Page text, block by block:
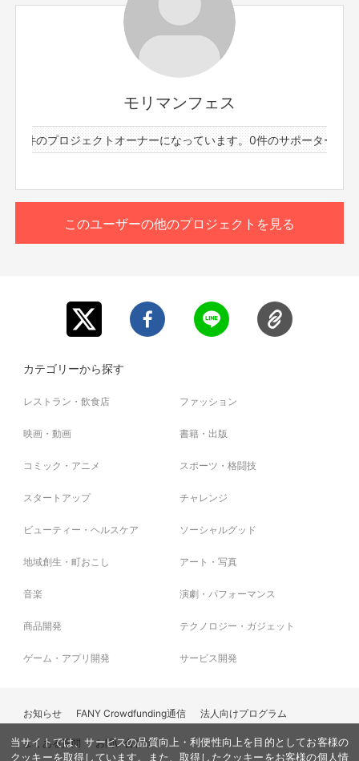
ワタシは
元気なうちに
今年もすごいゲストです
一緒に楽しんでいただたら
クラファンよろしくお願いします
このプロジェクトでやりたいこと・やろうと思った理由
プランナーご自身がやりたいことを深堀して、内容とゴールを明確に表現し
また、プロジェクトをやりたい理由や動機を具体的に説明しましょう。
ご自身の現状から目的達成までを物語性をもって言葉にされるのがベストで
す。
今回皆様から頂いたご支援は、
モリマンフェスの制作費、モリマンの32周年以降の活動費に使わせていた
だき、
モリマンフェス
2件のプロジェクトオーナーになっています。0件のサポーターと2
※動画内でお呼びするニックネーム以外の、メッセージ内
容・ポーズ・セリフ等の個別指定はできません。
※動画の送付方法は、プロジェクト終了後、FANY
Crowdfundingのメッセージ機能等でご案内いたします。
※ポスターにサインは入りません。
※非売品ポスターのデザイン・仕様は変更になる場合がご
ざいます。
※送料込みです。
ございます。必ずご支援時に正しい情報をご入力くださ
※当社が規定する「ご支援にあたっての注意事項」（本文に
記載）に違反していると確認された場合は、いかなる理由
「ご支援に関しての利用規約」をご確認いただき、ご支援い
ただいた場合は同意いただいたものとみなします。
このユーザーの他のプロジェクトを見る
カテゴリーから探す
レストラン・飲食店 ファッション
映画・動画 書籍・出版
コミック・アニメ スポーツ・格闘技
スタートアップ チャレンジ
ビューティー・ヘルスケア ソーシャルグッド
地域創生・町おこし アート・写真
音楽 演劇・パフォーマンス
商品開発 テクノロジー・ガジェット
ゲーム・アプリ開発 サービス開発
お知らせ FANY Crowdfunding通信 法人向けプログラム
よくある質問 お問い合わせ
当サイトでは、サービスの品質向上・利便性向上を目的としてお客様の
クッキーを取得しています。また、取得したクッキーをお客様の個人情